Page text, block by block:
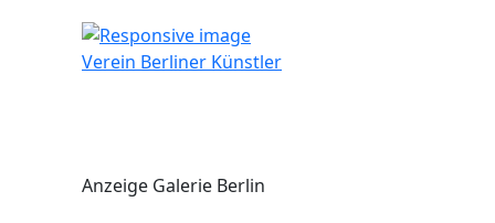
Verein Berliner Künstler
Anzeige Galerie Berlin